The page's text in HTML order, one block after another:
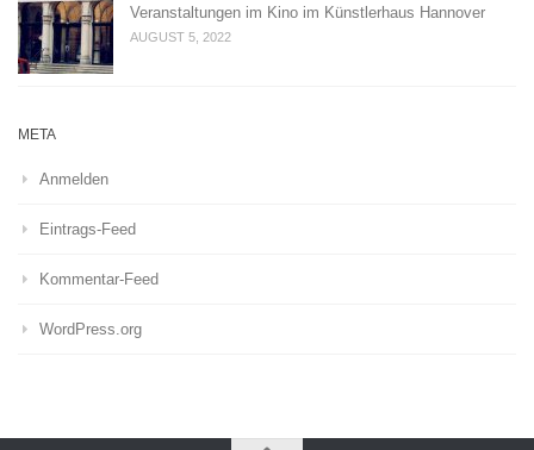
Veranstaltungen im Kino im Künstlerhaus Hannover
AUGUST 5, 2022
META
Anmelden
Eintrags-Feed
Kommentar-Feed
WordPress.org